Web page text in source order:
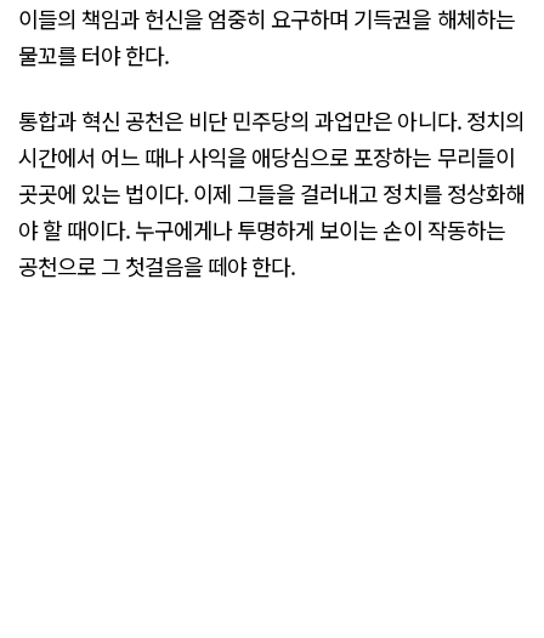
이들의 책임과 헌신을 엄중히 요구하며 기득권을 해체하는
물꼬를 터야 한다.
통합과 혁신 공천은 비단 민주당의 과업만은 아니다. 정치의
시간에서 어느 때나 사익을 애당심으로 포장하는 무리들이
곳곳에 있는 법이다. 이제 그들을 걸러내고 정치를 정상화해
야 할 때이다. 누구에게나 투명하게 보이는 손이 작동하는
공천으로 그 첫걸음을 떼야 한다.